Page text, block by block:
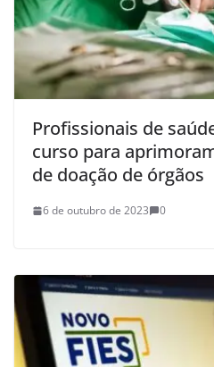
Profissionais de
curso para
de doação de órgãos
6 de outubro de 2023 0